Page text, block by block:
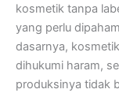
kosmetik tanpa
yang perlu
dasarnya,
dihukumi haram,
produksinya tidak